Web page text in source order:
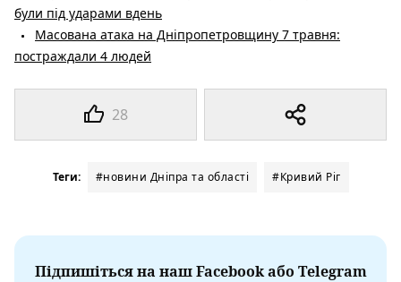
28
були під ударами вдень
Масована атака на Дніпропетровщину 7 травня:
постраждали 4 людей
Теги: #новини Дніпра та області #Кривий Ріг
Підпишіться на наш Facebook або Telegram